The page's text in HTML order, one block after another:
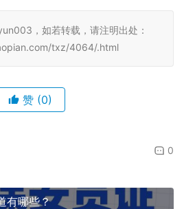
，如若转载，请注明出处：
txz/4064/.html
赞 (0)
0
有哪些？